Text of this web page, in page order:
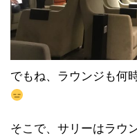
でもね、ラウンジも何
そこで、サリーはラウ